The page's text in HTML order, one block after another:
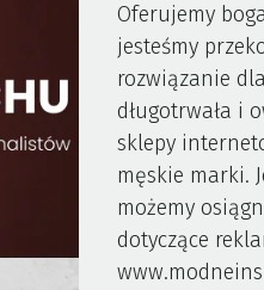
Oferujemy
jesteśmy
rozwiązanie
długotrwała i
sklepy
męskie marki.
możemy
dotyczące